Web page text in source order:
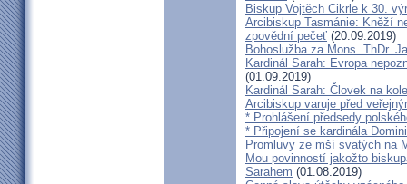
Biskup Vojtěch Cikrle k 30.
Arcibiskup Tasmánie: Kněží
zpovědní pečeť (20.09.2019)
Bohoslužba za Mons. ThDr.
Kardinál Sarah: Evropa
(01.09.2019)
Kardinál Sarah: Človek na
Arcibiskup varuje před
* Prohlášení předsedy
* Připojení se kardinála
Promluvy ze mší svatých na
Mou povinností jakožto
Sarahem (01.08.2019)